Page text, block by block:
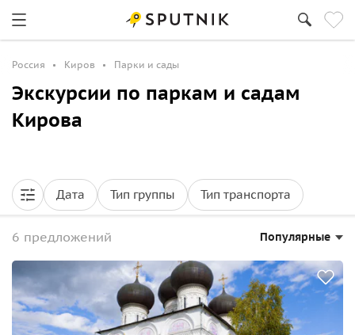
Россия Киров Парки и сады
Экскурсии по паркам и садам
Кирова
Дата Тип группы Тип транспорта
6 предложений Популярные